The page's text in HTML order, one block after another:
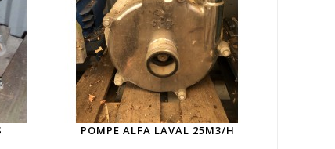
POMPE ALFA LAVAL 25M3/H